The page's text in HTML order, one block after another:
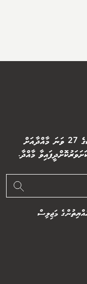
"ހަތާވީސް" މި ނަން ދެވިފައި ވަނީ ގާނޫނުއަސާސީގެ 27 ވަނަ މާއްދާއަށް
މާއްދާ.
މަޖިލިސް